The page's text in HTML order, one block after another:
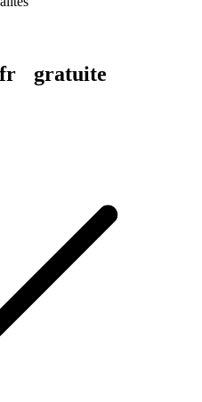
gratuite